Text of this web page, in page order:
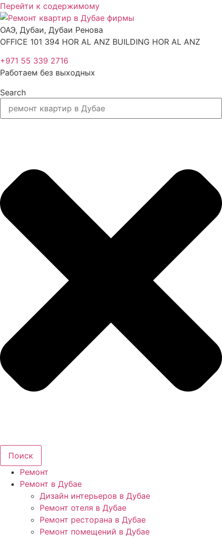
Перейти к содержимому
ОАЭ, Дубаи, Дубаи Ренова
OFFICE 101 394 HOR AL ANZ BUILDING HOR AL ANZ
+971 55 339 2716
Работаем без выходных
Search
Поиск
Ремонт
Ремонт в Дубае
Дизайн интерьеров в Дубае
Ремонт отеля в Дубае
Ремонт ресторана в Дубае
Ремонт помещений в Дубае